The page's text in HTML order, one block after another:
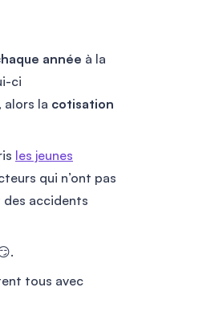
année à la
ci
alors la cotisation
les jeunes
qui n’ont pas
des accidents
tous avec